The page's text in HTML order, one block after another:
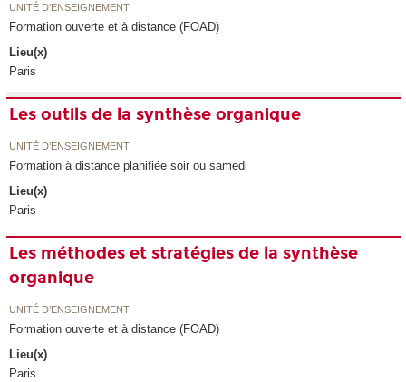
UNITÉ D’ENSEIGNEMENT
Formation ouverte et à distance (FOAD)
Lieu(x)
Paris
Les outils de la synthèse organique
UNITÉ D’ENSEIGNEMENT
Formation à distance planifiée soir ou samedi
Lieu(x)
Paris
Les méthodes et stratégies de la synthèse
organique
UNITÉ D’ENSEIGNEMENT
Formation ouverte et à distance (FOAD)
Lieu(x)
Paris